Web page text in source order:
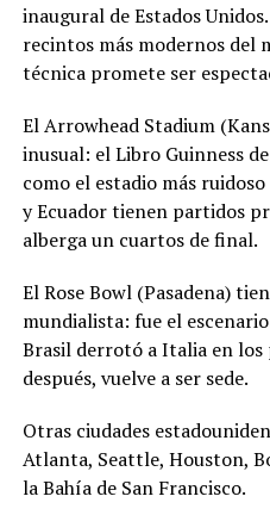
inaugural de Estados
recintos más modernos del
técnica promete ser
El Arrowhead Stadium
inusual: el Libro Guinness
como el estadio más
y Ecuador tienen partidos
alberga un cuartos de final.
El Rose Bowl (Pasadena)
mundialista: fue el
Brasil derrotó a Italia en
después, vuelve a ser sede.
Otras ciudades
Atlanta, Seattle, Houston,
la Bahía de San Francisco.